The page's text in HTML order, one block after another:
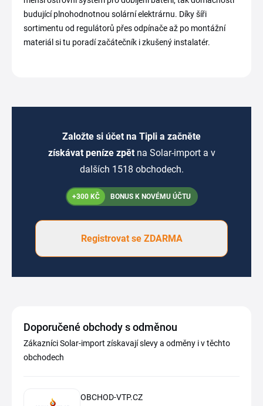
budující plnohodnotnou solární elektrárnu. Díky šíři
sortimentu od regulátorů přes odpínače až po montážní
materiál si tu poradí začátečník i zkušený instalatér.
Založte si účet na Tipli a začněte
získávat peníze zpět na Solar-import a v
dalších 1518 obchodech.
+300 KČ BONUS K NOVÉMU ÚČTU
Registrovat se ZDARMA
Doporučené obchody s odměnou
Zákazníci Solar-import získavají slevy a odměny i v těchto
obchodech
OBCHOD-VTP.CZ